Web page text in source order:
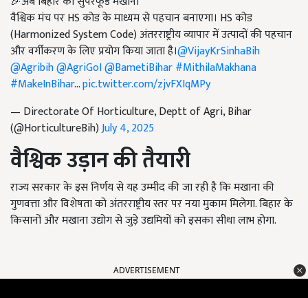
वैश्विक मंच पर HS कोड के माध्यम से पहचान बनाएगा। HS कोड
(Harmonized System Code) अंतरराष्ट्रीय व्यापार में उत्पादों की पहचान
और वर्गीकरण के लिए प्रयोग किया जाता है।@VijayKrSinhaBih
@Agribih@AgriGoI@BametiBihar#MithilaMakhana
#MakeInBihar…pic.twitter.com/zjvFXIqMPy
— Directorate Of Horticulture, Deptt of Agri, Bihar
(@HorticultureBih)July 4, 2025
वैश्विक उड़ान की तैयारी
राज्य सरकार के इस निर्णय से यह उम्मीद की जा रही है कि मखाना की
गुणवत्ता और विशेषता को अंतरराष्ट्रीय स्तर पर नया मुकाम मिलेगा. बिहार के
किसानों और मखाना उद्योग से जुड़े उद्यमियों को इसका सीधा लाभ होगा.
ADVERTISEMENT